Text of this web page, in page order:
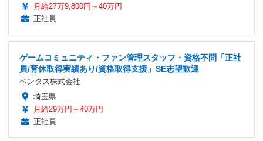
月給27万9,800円～40万円
正社員
ゲームコミュニティ・ファン管理スタッフ・資格不問「正社
員/育休取得実績あり/資格取得支援」SE志望歓迎
ベンタス株式会社
埼玉県
月給29万円～40万円
正社員